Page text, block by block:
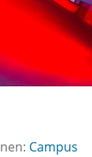
Campus